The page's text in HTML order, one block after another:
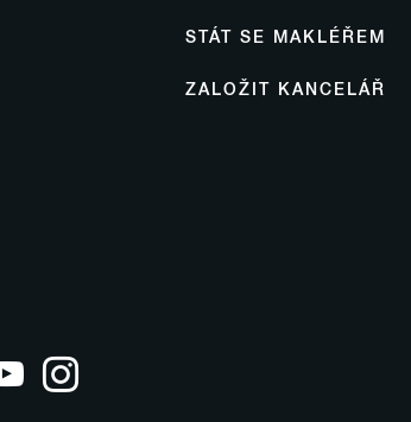
STÁT SE MAKLÉŘEM
ZALOŽIT KANCELÁŘ